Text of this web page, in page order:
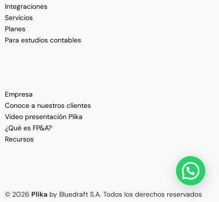
Integraciones
Servicios
Planes
Para estudios contables
Empresa
Conoce a nuestros clientes
Video presentación Plika
¿Qué es FP&A?
Recursos
© 2026 Plika by Bluedraft S.A. Todos los derechos reservados